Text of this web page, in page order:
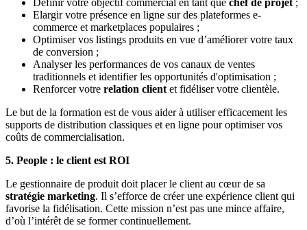
Définir votre objectif commercial en tant que chef de projet;
Elargir votre présence en ligne sur des plateformes e-
commerce et marketplaces populaires ;
Optimiser vos listings produits en vue d’améliorer votre taux
de conversion ;
Analyser les performances de vos canaux de ventes
traditionnels et identifier les opportunités d'optimisation ;
Renforcer votre relation clientet fidéliser votre clientèle.
Le but de la formation est de vous aider à utiliser efficacement les
supports de distribution classiques et en ligne pour optimiser vos
coûts de commercialisation.
5. People : le client est ROI
Le gestionnaire de produit doit placer le client au cœur de sa
stratégie marketing. Il s’efforce de créer une expérience client qui
favorise la fidélisation. Cette mission n’est pas une mince affaire,
d’où l’intérêt de se former continuellement.